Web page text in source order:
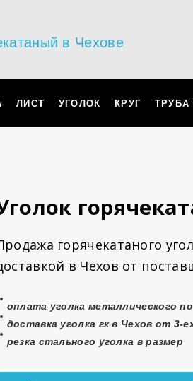
в Чехове
ЛИСТ УГОЛОК КРУГ ТРУБА
горячекатаного
в Чехов от
оплата уголка металлического
доставка уголка гк в Чехов от 3-
резка стального уголка в размер